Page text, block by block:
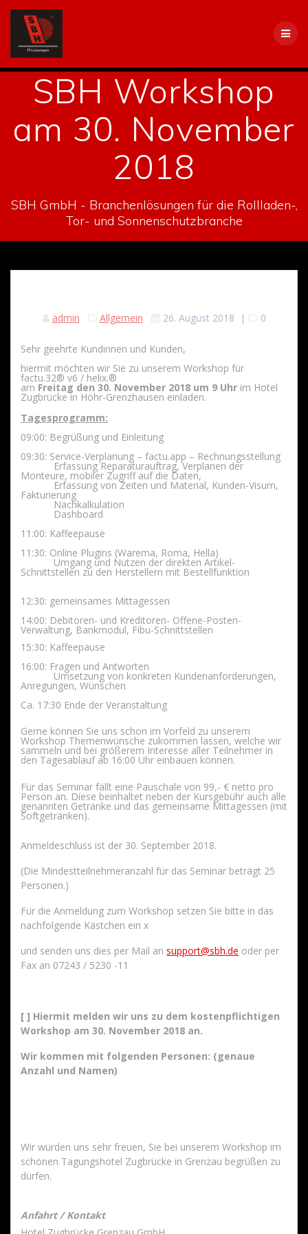
SBH Workshop
am 30. November
2018
SBH GmbH - Branchenlösungen für die Rollladen-,
Tor- und Sonnenschutzbranche
admin Allgemein 26. August 2018 | 0
Sehr geehrte Kundinnen und Kunden,
hiermit möchten wir Sie zu unserem Workshop für
factu.32® v6 / helix.®
am Freitag den 30. November 2018 um 9 Uhr im Hotel
Zugbrücke in Höhr-Grenzhausen einladen.
Tagesprogramm:
09:00: Begrüßung und Einleitung
09:30: Service-Verplanung – factu.app – Rechnungsstellung
Erfassung Reparaturauftrag, Verplanen der
Monteure, mobiler Zugriff auf die Daten,
Erfassung von Zeiten und Material, Kunden-Visum,
Fakturierung
Nachkalkulation
Dashboard
11:00: Kaffeepause
11:30: Online Plugins (Warema, Roma, Hella)
Umgang und Nutzen der direkten Artikel-
Schnittstellen zu den Herstellern mit Bestellfunktion
12:30: gemeinsames Mittagessen
14:00: Debitoren- und Kreditoren- Offene-Posten-
Verwaltung, Bankmodul, Fibu-Schnittstellen
15:30: Kaffeepause
16:00: Fragen und Antworten
Umsetzung von konkreten Kundenanforderungen,
Anregungen, Wünschen
Ca. 17:30 Ende der Veranstaltung
Gerne können Sie uns schon im Vorfeld zu unserem
Workshop Themenwünsche zukommen lassen, welche wir
sammeln und bei größerem Interesse aller Teilnehmer in
den Tagesablauf ab 16:00 Uhr einbauen können.
Für das Seminar fällt eine Pauschale von 99,- € netto pro
Person an. Diese beinhaltet neben der Kursgebühr auch alle
genannten Getränke und das gemeinsame Mittagessen (mit
Softgetränken).
Anmeldeschluss ist der 30. September 2018.
(Die Mindestteilnehmeranzahl für das Seminar beträgt 25
Personen.)
Für die Anmeldung zum Workshop setzen Sie bitte in das
nachfolgende Kästchen ein x
und senden uns dies per Mail an support@sbh.de oder per
Fax an 07243 / 5230 -11
[ ] Hiermit melden wir uns zu dem kostenpflichtigen
Workshop am 30. November 2018 an.
Wir kommen mit folgenden Personen: (genaue
Anzahl und Namen)
Wir würden uns sehr freuen, Sie bei unserem Workshop im
schönen Tagungshotel Zugbrücke in Grenzau begrüßen zu
dürfen.
Anfahrt / Kontakt